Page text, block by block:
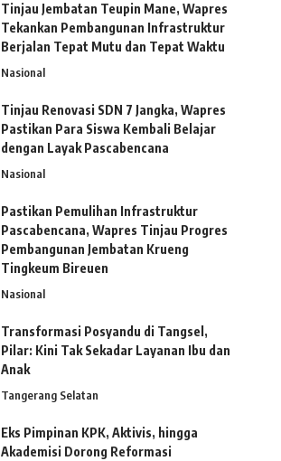
Tinjau Jembatan Teupin Mane, Wapres
Tekankan Pembangunan Infrastruktur
Berjalan Tepat Mutu dan Tepat Waktu
Nasional
Tinjau Renovasi SDN 7 Jangka, Wapres
Pastikan Para Siswa Kembali Belajar
dengan Layak Pascabencana
Nasional
Pastikan Pemulihan Infrastruktur
Pascabencana, Wapres Tinjau Progres
Pembangunan Jembatan Krueng
Tingkeum Bireuen
Nasional
Transformasi Posyandu di Tangsel,
Pilar: Kini Tak Sekadar Layanan Ibu dan
Anak
Tangerang Selatan
Eks Pimpinan KPK, Aktivis, hingga
Akademisi Dorong Reformasi